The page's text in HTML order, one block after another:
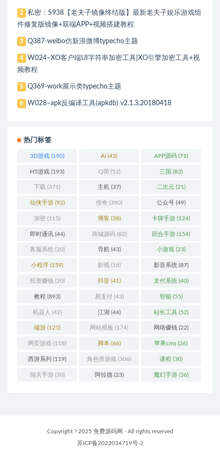
2
私密：S938【老夫子镜像终结版】最新老夫子娱乐游戏组
件修复版镜像+双端APP+视频搭建教程
3 Q387-weibo仿新浪微博typecho主题
4
W024–XO客户端UI字符串加密工具|XO引擎加密工具+视
频教程
5 Q369-work展示类typecho主题
6 W028–apk反编译工具(apkdb) v2.1.3.20180418
热门标签
3D游戏 (190) AI (43) APP源码(71)
H5游戏 (193) Q萌(52) 三国 (83)
下载 (371) 主机(37) 二次元(21)
仙侠手游(92) 传奇 (390) 公众号(49)
加密 (115) 博客(38) 卡牌手游 (124)
即时通讯(44) 商城源码(82) 回合手游 (154)
客服系统(20) 导航(43) 小游戏(23)
小程序 (159) 影视(18) 影音系统 (87)
投资赚钱 (20) 抖音(41) 支付系统 (40)
教程 (893) 易支付(43) 智能(55)
机器人 (42) 江湖 (44) 站长工具(52)
端游 (125) 网站模板 (174) 网络赚钱(22)
网页游戏 (118) 脚本(66) 苹果cms (26)
西游系列 (119) 角色类游戏 (306) 课程 (30)
闯关手游(30) 阿拉德(23) 魔幻手游(36)
Copyright ? 2025 免费源码网 - All rights reserved
苏ICP备2022034719号-2